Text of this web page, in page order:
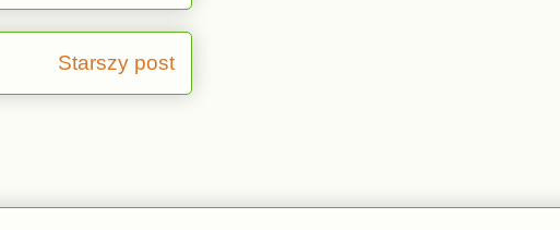
Starszy post